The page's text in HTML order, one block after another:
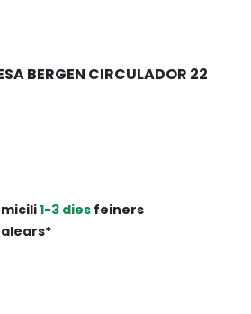
BERGEN CIRCULADOR 22
1-3 dies feiners